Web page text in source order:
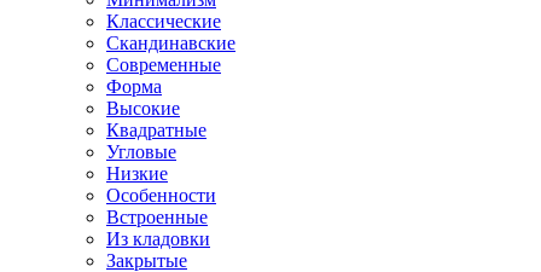
Классические
Скандинавские
Современные
Форма
Высокие
Квадратные
Угловые
Низкие
Особенности
Встроенные
Из кладовки
Закрытые